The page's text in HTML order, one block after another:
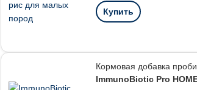
Купить
Кормовая добавка
ImmunoBiotic Pro